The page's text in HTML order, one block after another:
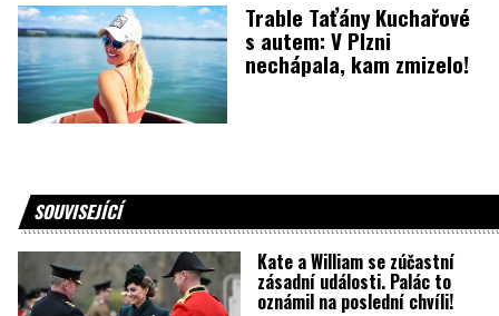
Trable Taťány Kuchařové
s autem: V Plzni
nechápala, kam zmizelo!
SOUVISEJÍCÍ
Kate a William se zúčastní
zásadní události. Palác to
oznámil na poslední chvíli!